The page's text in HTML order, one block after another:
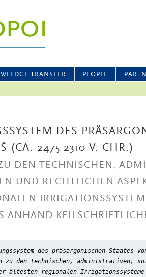
TRANSFER PEOPLE
DES
(CA. 2475-2310 V. CHR.)
DEN TECHNISCHEN,
UND RECHTLICHEN
ANHAND
des präsargonischen Staates
zu den technischen, administrativen,
ältesten regionalen Irrigationssysteme